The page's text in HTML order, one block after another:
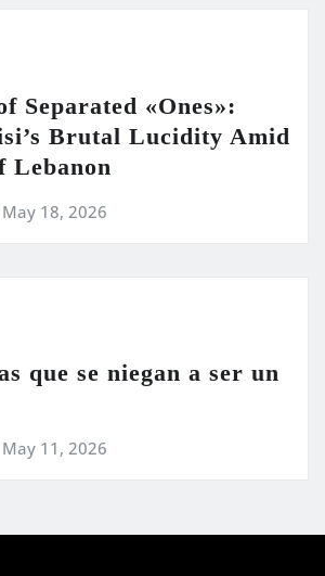
Separated «Ones»:
Brutal Lucidity Amid
Lebanon
May 18, 2026
que se niegan a ser un
May 11, 2026